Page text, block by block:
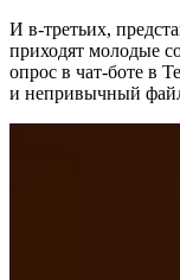
И в-третьих,
приходят молодые
опрос в чат-боте в
и непривычный